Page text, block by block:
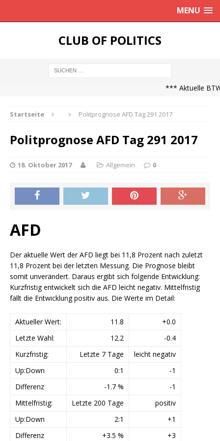
MENU
CLUB OF POLITICS
*** Aktuelle
Startseite Politprognose AFD Tag 291 2017
Politprognose AFD Tag 291 2017
18. Oktober 2017 Allgemein 0
AFD
Der aktuelle Wert der AFD liegt bei 11,8 Prozent nach zuletzt
11,8 Prozent bei der letzten Messung. Die Prognose bleibt
somit unverändert. Daraus ergibt sich folgende Entwicklung:
Kurzfristig entwickelt sich die AFD leicht negativ. Mittelfristig
fällt die Entwicklung positiv aus. Die Werte im Detail:
Aktueller Wert: 11.8
+0.0
Letzte Wahl:
12.2
-0.4
Kurzfristig:
Letzte 7 Tage
leicht negativ
Up:Down
0:1
-1
Differenz
-1.7 %
-1
Mittelfristig:
Letzte 200 Tage
positiv
Up:Down
2:1
+1
Differenz
+3.5 % +3